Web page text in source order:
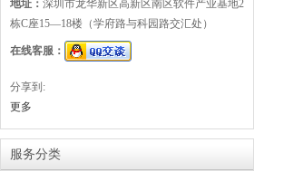
地址： 深圳市龙华新区高新区南区软件产业基地2
栋C座15—18楼（学府路与科园路交汇处）
在线客服：
分享到:
更多
服务分类